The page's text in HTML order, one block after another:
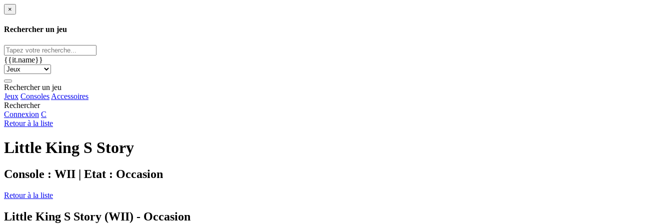
×
Rechercher un jeu
{{it.name}}
Rechercher un jeu
Jeux Consoles Accessoires
Rechercher
Connexion C
Retour à la liste
Little King S Story
Console : WII | Etat : Occasion
Retour à la liste
Little King S Story (WII) - Occasion